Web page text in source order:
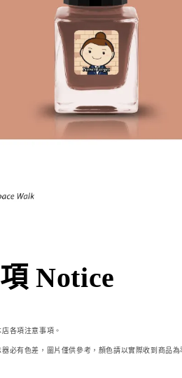
Notice
各項注意事項。
器必有色差，圖片僅供參考，顏色請以實際收到商品